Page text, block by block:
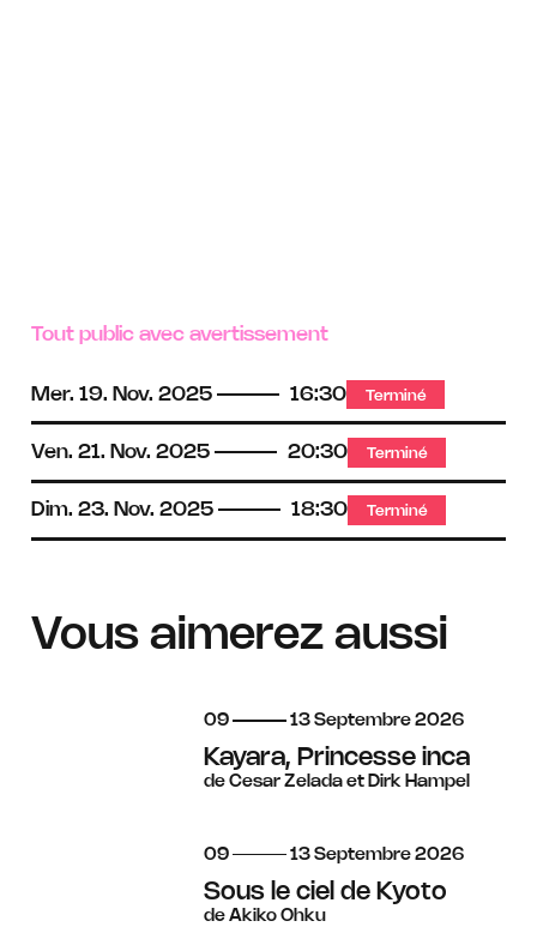
Tout public avec avertissement
Mer. 19. Nov. 2025 16:30 Terminé
Ven. 21. Nov. 2025 20:30 Terminé
Dim. 23. Nov. 2025 18:30 Terminé
Vous aimerez aussi
du
09 au
13 septembre
Septembre 2026
Kayara, Princesse inca
de Cesar Zelada et Dirk Hampel
du
09 au
13 septembre
Septembre 2026
Sous le ciel de Kyoto
de Akiko Ohku